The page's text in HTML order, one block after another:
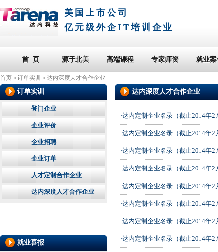
美国上市公司
亿元级外企IT培训企业
首 页 源于北美 高端课程 专家师资 就业案
首页 » 订单实训 » 达内深度人才合作企业
达内深度人才合作企业
·达内定制企业名录（截止2014年
·达内定制企业名录（截止2014年
·达内定制企业名录（截止2014年
·达内定制企业名录（截止2014年
·达内定制企业名录（截止2014年
·达内定制企业名录（截止2014年
·达内定制企业名录（截止2014年
·达内定制企业名录（截止2014年
订单实训
登门企业
企业评价
企业招聘
企业订单
人才定制合作企业
达内深度人才合作企业
就业喜报